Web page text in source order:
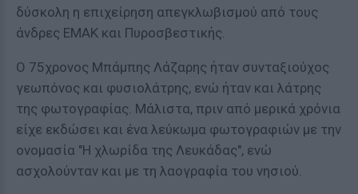
δύσκολη η επιχείρηση απεγκλωβισμού από τους
άνδρες ΕΜΑΚ και Πυροσβεστικής.
Ο 75χρονος Μπάμπης Λάζαρης ήταν συνταξιούχος
γεωπόνος και φυσιολάτρης, ενώ ήταν και λάτρης
της φωτογραφίας. Μάλιστα, πριν από μερικά χρόνια
είχε εκδώσει και ένα λεύκωμα φωτογραφιών με την
ονομασία "Η χλωρίδα της Λευκάδας", ενώ
ασχολούνταν και με τη λαογραφία του νησιού.